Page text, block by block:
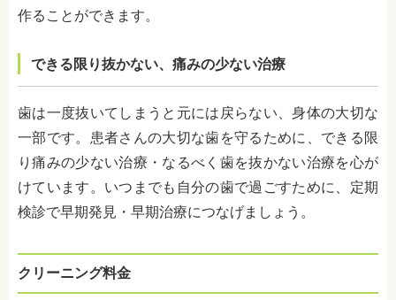
作ることができます。
できる限り抜かない、痛みの少ない治療
歯は一度抜いてしまうと元には戻らない、身体の大切な
一部です。患者さんの大切な歯を守るために、できる限
り痛みの少ない治療・なるべく歯を抜かない治療を心が
けています。いつまでも自分の歯で過ごすために、定期
検診で早期発見・早期治療につなげましょう。
クリーニング料金